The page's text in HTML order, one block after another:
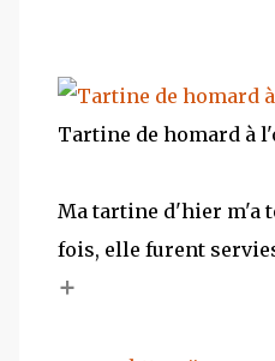
Tartine de homard à
Ma tartine d'hier m'a
fois, elle furent
+